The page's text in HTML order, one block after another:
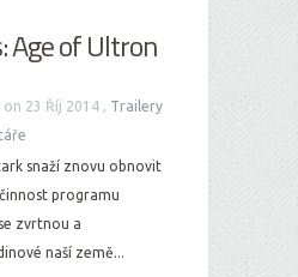
Age of Ultron
on 23 Říj 2014 , Trailery
snaží znovu obnovit
programu
zvrtnou a
naší země...